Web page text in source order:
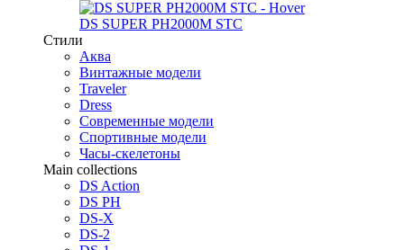
DS SUPER PH2000M STC
Стили
Аква
Винтажные модели
Traveler
Dress
Современные модели
Спортивные модели
Часы-скелетоны
Main collections
DS Action
DS PH
DS-X
DS-2